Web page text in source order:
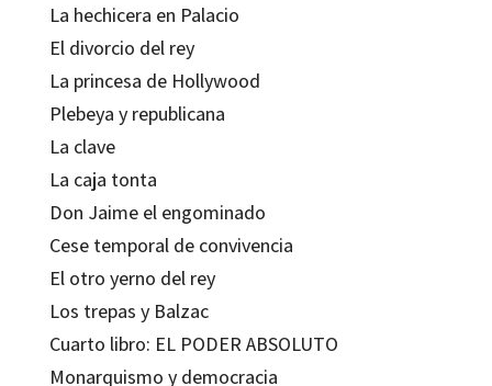
La hechicera en Palacio
El divorcio del rey
La princesa de Hollywood
Plebeya y republicana
La clave
La caja tonta
Don Jaime el engominado
Cese temporal de convivencia
El otro yerno del rey
Los trepas y Balzac
Cuarto libro: EL PODER ABSOLUTO
Monarquismo y democracia